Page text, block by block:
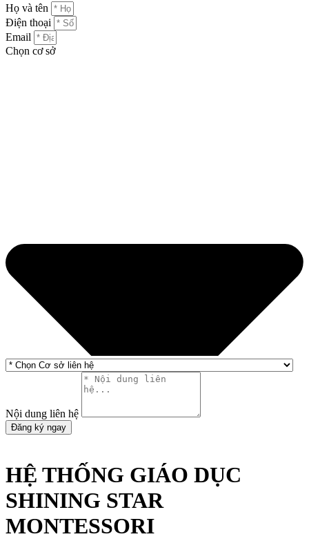
Họ và tên
Điện thoại
Email
Chọn cơ sở
Nội dung liên hệ
Đăng ký ngay
HỆ THỐNG GIÁO DỤC
SHINING STAR
MONTESSORI